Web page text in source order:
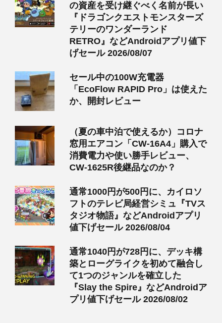
の資産を受け継ぐべく名前が長い
『ドラゴンクエストモンスターズ
テリーのワンダーランド
RETRO』などAndroidアプリ値下
げセール 2026/08/07
セール中の100W充電器
「EcoFlow RAPID Pro」は使えた
か、開封レビュー
（夏の車中泊で使えるか）コロナ
窓用エアコン「CW-16A4」購入で
消費電力や使い勝手レビュー、
CW-1625R後継品なのか？
通常1000円が500円に、カイロソ
フトのテレビ局経営シミュ『TVス
タジオ物語』などAndroidアプリ
値下げセール 2026/08/04
通常1040円が728円に、デッキ構
築とローグライクを初めて融合し
て1つのジャンルを確立した
『Slay the Spire』などAndroidア
プリ値下げセール 2026/08/02